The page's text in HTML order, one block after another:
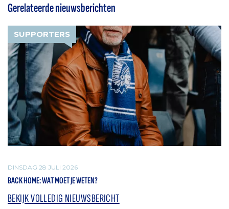
Gerelateerde nieuwsberichten
SUPPORTERS
DINSDAG 28 JULI 2026
BACK HOME: WAT MOET JE WETEN?
BEKIJK VOLLEDIG NIEUWSBERICHT